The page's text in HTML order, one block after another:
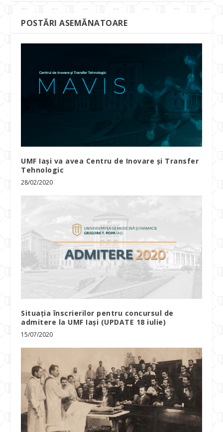
POSTĂRI ASEMĂNATOARE
UMF Iași va avea Centru de Inovare și Transfer
Tehnologic
28/02/2020
Situația înscrierilor pentru concursul de
admitere la UMF Iași (UPDATE 18 iulie)
15/07/2020